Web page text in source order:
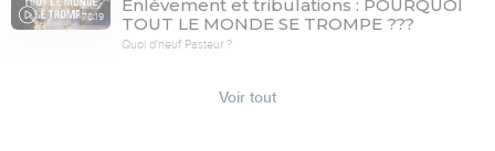
78:19
Enlèvement et tribulations : POURQUOI
TOUT LE MONDE SE TROMPE ???
Quoi d'neuf Pasteur ?
Voir tout